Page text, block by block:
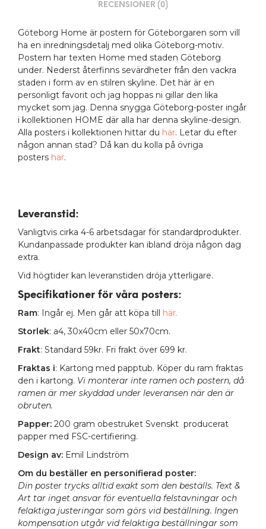
RECENSIONER (0)
Göteborg Home är postern för Göteborgaren som vill
ha en inredningsdetalj med olika Göteborg-motiv.
Postern har texten Home med staden Göteborg
under. Nederst återfinns sevärdheter från den vackra
staden i form av en stilren skyline. Det här är en
personligt favorit och jag hoppas ni gillar den lika
mycket som jag. Denna snygga Göteborg-poster ingår
i kollektionen HOME där alla har denna skyline-design.
Alla posters i kollektionen hittar du här. Letar du efter
någon annan stad? Då kan du kolla på övriga
posters här.
Leveranstid:
Vanligtvis cirka 4-6 arbetsdagar för standardprodukter.
Kundanpassade produkter kan ibland dröja någon dag
extra.
Vid högtider kan leveranstiden dröja ytterligare.
Specifikationer för våra posters:
Ram: Ingår ej. Men går att köpa till här.
Storlek: a4, 30x40cm eller 50x70cm.
Frakt: Standard 59kr. Fri frakt över 699 kr.
Fraktas i: Kartong med papptub. Köper du ram fraktas
den i kartong. Vi monterar inte ramen och postern, då
ramen är mer skyddad under leveransen när den är
obruten.
Papper: 200 gram obestruket Svenskt producerat
papper med FSC-certifiering.
Design av: Emil Lindström
Om du beställer en personifierad poster:
Din poster trycks alltid exakt som den beställs. Text &
Art tar inget ansvar för eventuella felstavningar och
felaktiga justeringar som görs vid beställning. Ingen
kompensation utgår vid felaktiga beställningar som